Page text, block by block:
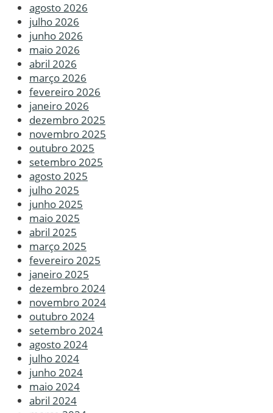
agosto 2026
julho 2026
junho 2026
maio 2026
abril 2026
março 2026
fevereiro 2026
janeiro 2026
dezembro 2025
novembro 2025
outubro 2025
setembro 2025
agosto 2025
julho 2025
junho 2025
maio 2025
abril 2025
março 2025
fevereiro 2025
janeiro 2025
dezembro 2024
novembro 2024
outubro 2024
setembro 2024
agosto 2024
julho 2024
junho 2024
maio 2024
abril 2024